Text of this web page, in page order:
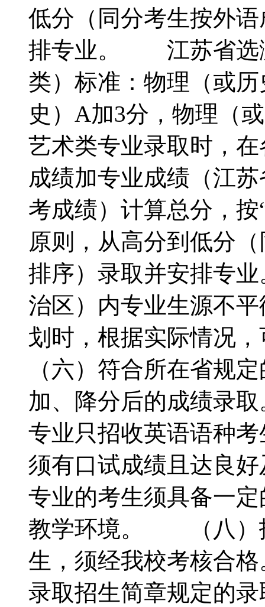
低分（同分考生按外
排专业。 江苏省选
类）标准：物理（或
史）A加3分，物理
艺术类专业录取时，
成绩加专业成绩（江
考成绩）计算总分，
原则，从高分到低分
排序）录取并安排专
治区）内专业生源不
划时，根据实际情
（六）符合所在省规
加、降分后的成绩录
专业只招收英语语种
须有口试成绩且达良
专业的考生须具备一
教学环境。 （八）
生，须经我校考核合
录取招生简章规定的